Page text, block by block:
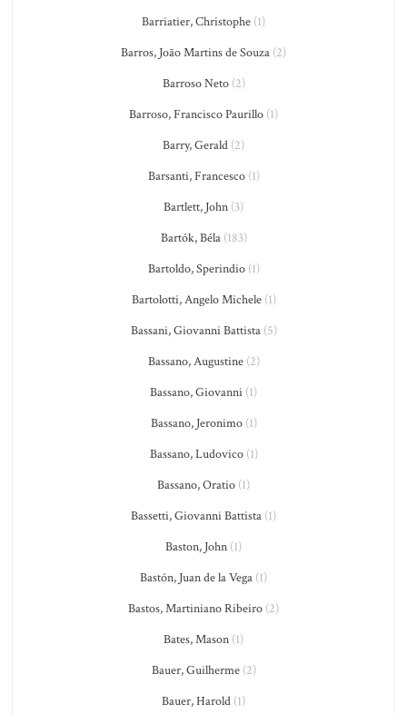
Barriatier, Christophe (1)
Barros, João Martins de Souza (2)
Barroso Neto(2)
Barroso, Francisco Paurillo (1)
Barry, Gerald (2)
Barsanti, Francesco(1)
Bartlett, John (3)
Bartók, Béla(183)
Bartoldo, Sperindio(1)
Bartolotti, Angelo Michele(1)
Bassani, Giovanni Battista(5)
Bassano, Augustine(2)
Bassano, Giovanni (1)
Bassano, Jeronimo(1)
Bassano, Ludovico(1)
Bassano, Oratio (1)
Bassetti, Giovanni Battista (1)
Baston, John (1)
Bastón, Juan de la Vega (1)
Bastos, Martiniano Ribeiro (2)
Bates, Mason (1)
Bauer, Guilherme(2)
Bauer, Harold (1)